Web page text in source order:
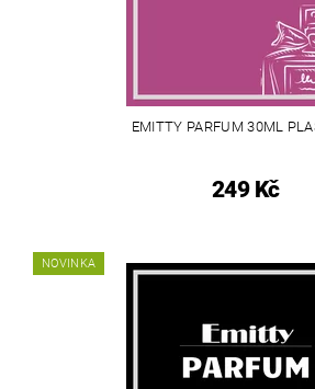
EMITTY PARFUM 30ML
249 Kč
NOVINKA